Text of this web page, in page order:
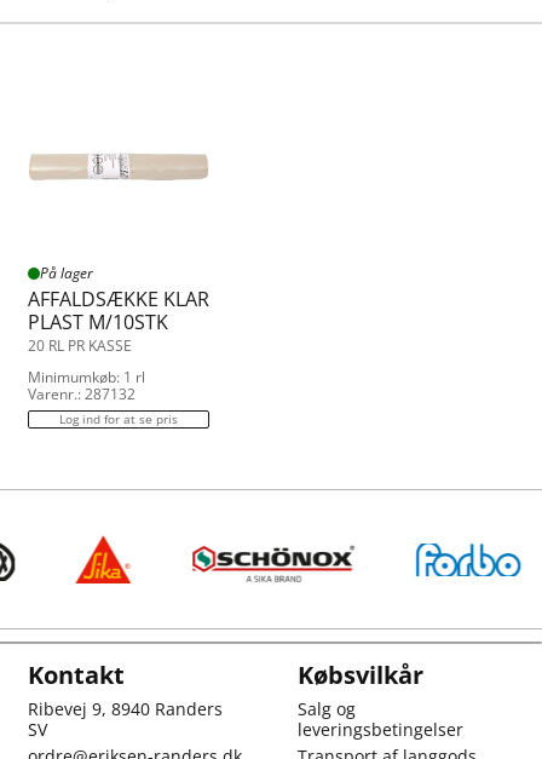
På lager
AFFALDSÆKKE KLAR
PLAST M/10STK
20 RL PR KASSE
Minimumkøb: 1 rl
Varenr.: 287132
Log ind for at se pris
Kontakt
Ribevej 9, 8940 Randers
SV
Købsvilkår
Salg og
leveringsbetingelser